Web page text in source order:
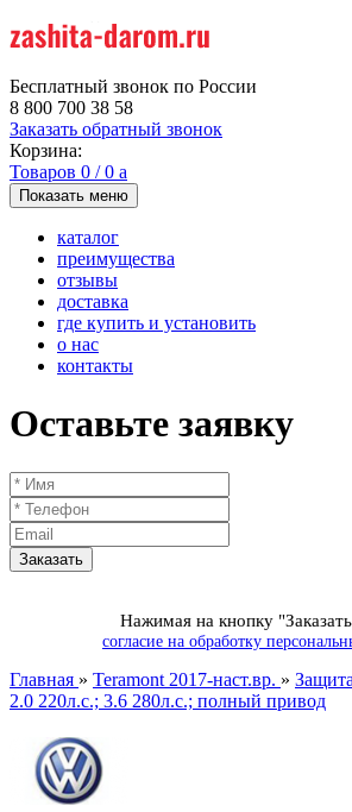
Бесплатный звонок по России
8 800 700 38 58
Заказать обратный звонок
Корзина:
Товаров 0 /0 a
Показать меню
каталог
преимущества
отзывы
доставка
где купить и установить
о нас
контакты
Оставьте заявку
Нажимая на кнопку
согласие на обработку
Главная » Teramont 2017-наст.вр. »
2.0 220л.с.; 3.6 280л.с.; полный привод